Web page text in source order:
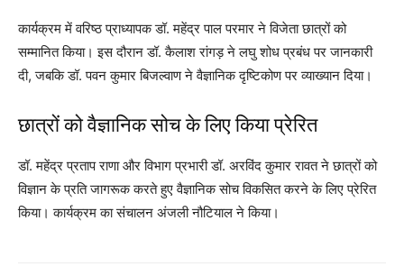
कार्यक्रम में वरिष्ठ प्राध्यापक डॉ. महेंद्र पाल परमार ने विजेता छात्रों को
सम्मानित किया। इस दौरान डॉ. कैलाश रांगड़ ने लघु शोध प्रबंध पर जानकारी
दी, जबकि डॉ. पवन कुमार बिजल्वाण ने वैज्ञानिक दृष्टिकोण पर व्याख्यान दिया।
छात्रों को वैज्ञानिक सोच के लिए किया प्रेरित
डॉ. महेंद्र प्रताप राणा और विभाग प्रभारी डॉ. अरविंद कुमार रावत ने छात्रों को
विज्ञान के प्रति जागरूक करते हुए वैज्ञानिक सोच विकसित करने के लिए प्रेरित
किया। कार्यक्रम का संचालन अंजली नौटियाल ने किया।